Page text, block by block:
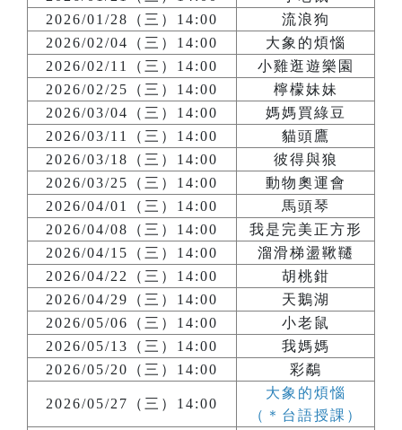
2026/01/28（三）14:00
流浪狗
2026/02/04（三）14:00
大象的煩惱
2026/02/11（三）14:00
小雞逛遊樂園
2026/02/25（三）14:00
檸檬妹妹
2026/03/04（三）14:00
媽媽買綠豆
2026/03/11（三）14:00
貓頭鷹
2026/03/18（三）14:00
彼得與狼
2026/03/25（三）14:00
動物奧運會
2026/04/01（三）14:00
馬頭琴
2026/04/08（三）14:00
我是完美正方形
2026/04/15（三）14:00
溜滑梯盪鞦韆
2026/04/22（三）14:00
胡桃鉗
2026/04/29（三）14:00
天鵝湖
2026/05/06（三）14:00
小老鼠
2026/05/13（三）14:00
我媽媽
2026/05/20（三）14:00
彩鷸
2026/05/27（三）14:00
大象的煩惱
（＊台語授課）